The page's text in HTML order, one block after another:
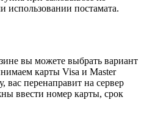
использовании постамата.
вы можете выбрать вариант
карты Visa и Master
вас перенаправит на сервер
ввести номер карты, срок